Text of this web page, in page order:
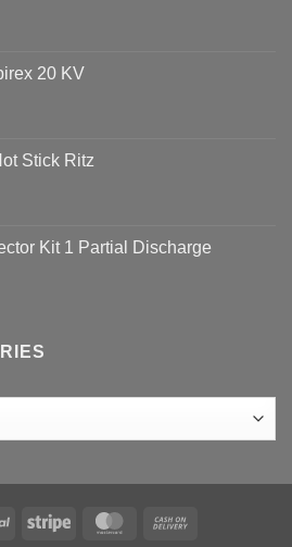
20 KV
Stick Ritz
Kit 1 Partial Discharge
PayPal Stripe MasterCard